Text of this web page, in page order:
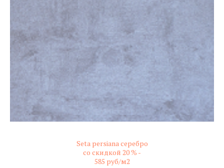
Seta persiana серебро
со скидкой 20 % -
585 руб/м2